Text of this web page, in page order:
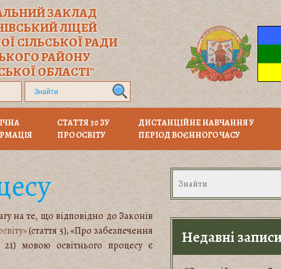
ЗАКЛАД
ЛІЦЕЙ
СІЛЬСЬКОЇ РАДИ
РАЙОНУ
ОБЛАСТІ"
СТАТТЯ 30 ЗУ
ПРО ОСВІТУ
ДИСТАНЦІЙНЕ НАВЧАННЯ У
ПЕРІОД ВОЄННОГО ЧАСУ
на те, що відповідно до Законів
(стаття 5), «Про забезпечення
мовою освітнього процесу є
Недавні